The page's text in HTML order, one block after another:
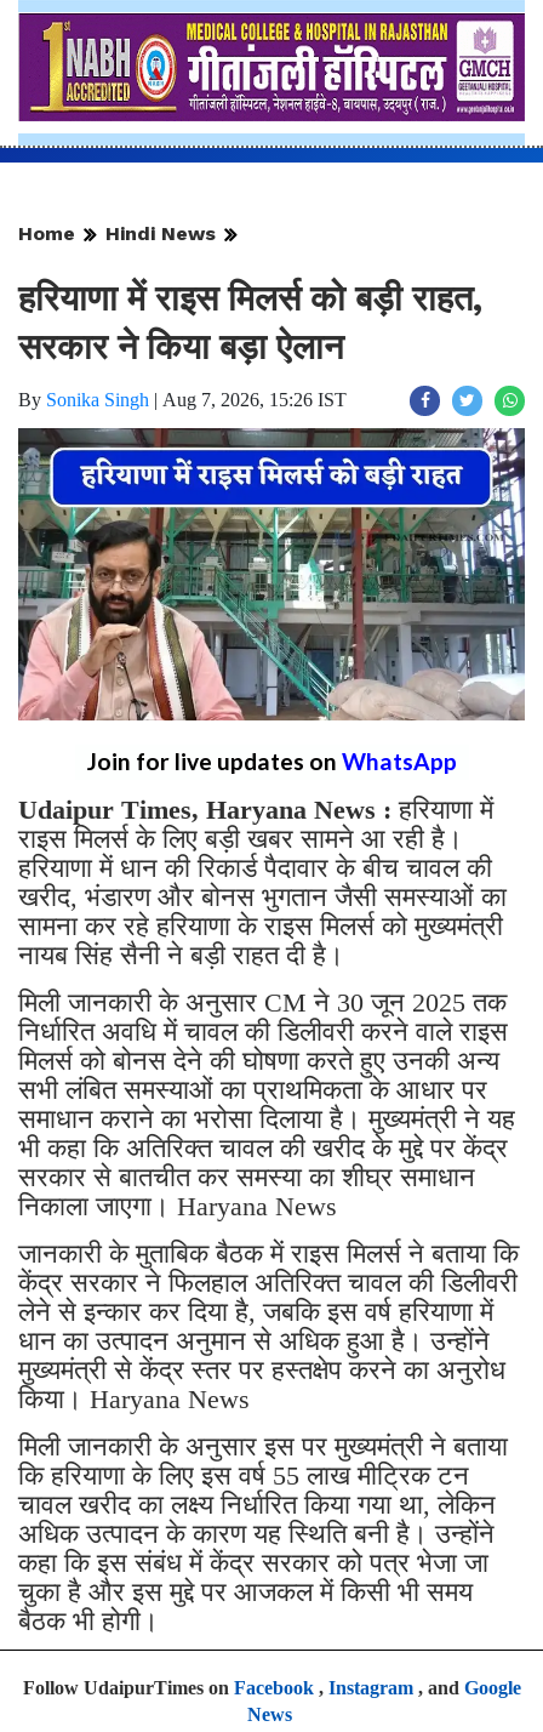
Home Hindi News
हरियाणा में राइस मिलर्स को बड़ी राहत,
सरकार ने किया बड़ा ऐलान
By Sonika Singh | Aug 7, 2026, 15:26 IST
Join for live updates on WhatsApp
Udaipur Times, Haryana News : हरियाणा में
राइस मिलर्स के लिए बड़ी खबर सामने आ रही है।
हरियाणा में धान की रिकार्ड पैदावार के बीच चावल की
खरीद, भंडारण और बोनस भुगतान जैसी समस्याओं का
सामना कर रहे हरियाणा के राइस मिलर्स को मुख्यमंत्री
नायब सिंह सैनी ने बड़ी राहत दी है।
मिली जानकारी के अनुसार CM ने 30 जून 2025 तक
निर्धारित अवधि में चावल की डिलीवरी करने वाले राइस
मिलर्स को बोनस देने की घोषणा करते हुए उनकी अन्य
सभी लंबित समस्याओं का प्राथमिकता के आधार पर
समाधान कराने का भरोसा दिलाया है। मुख्यमंत्री ने यह
भी कहा कि अतिरिक्त चावल की खरीद के मुद्दे पर केंद्र
सरकार से बातचीत कर समस्या का शीघ्र समाधान
निकाला जाएगा। Haryana News
जानकारी के मुताबिक बैठक में राइस मिलर्स ने बताया कि
केंद्र सरकार ने फिलहाल अतिरिक्त चावल की डिलीवरी
लेने से इन्कार कर दिया है, जबकि इस वर्ष हरियाणा में
धान का उत्पादन अनुमान से अधिक हुआ है। उन्होंने
मुख्यमंत्री से केंद्र स्तर पर हस्तक्षेप करने का अनुरोध
किया। Haryana News
मिली जानकारी के अनुसार इस पर मुख्यमंत्री ने बताया
कि हरियाणा के लिए इस वर्ष 55 लाख मीट्रिक टन
चावल खरीद का लक्ष्य निर्धारित किया गया था, लेकिन
अधिक उत्पादन के कारण यह स्थिति बनी है। उन्होंने
कहा कि इस संबंध में केंद्र सरकार को पत्र भेजा जा
चुका है और इस मुद्दे पर आजकल में किसी भी समय
बैठक भी होगी।
Follow UdaipurTimes on Facebook, Instagram, and Google
News